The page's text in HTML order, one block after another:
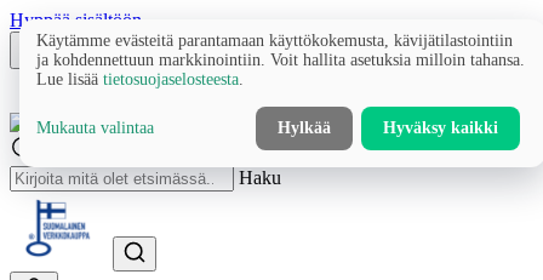
Hyppää sisältöön
Haku
Käytämme evästeitä parantamaan käyttökokemusta, kävijätilastointiin
ja kohdennettuun markkinointiin. Voit hallita asetuksia milloin tahansa.
Lue lisää tietosuojaselosteesta
Mukauta valintaa Hylkää Hyväksy kaikki